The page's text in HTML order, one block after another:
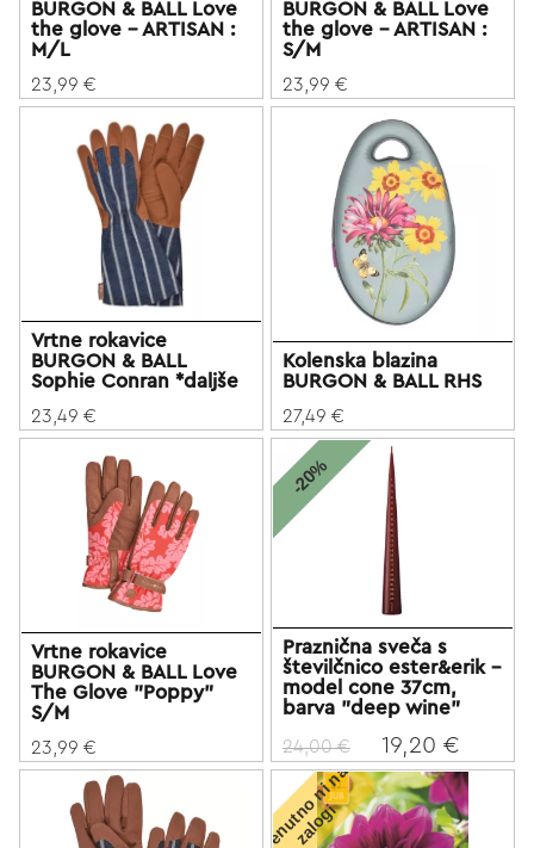
BURGON & BALL Love
the glove - ARTISAN :
M/L
23,99 €
BURGON & BALL Love
the glove - ARTISAN :
S/M
23,99 €
Vrtne rokavice
BURGON & BALL
Sophie Conran *daljše
23,49 €
Kolenska blazina
BURGON & BALL RHS
27,49 €
Vrtne rokavice
BURGON & BALL Love
The Glove "Poppy"
S/M
23,99 €
-20%
Praznična sveča s
številčnico ester&erik -
model cone 37cm,
barva "deep wine"
24,00 € 19,20 €
T
r
e
n
u
t
n
o
n
i
n
a
z
a
l
o
g
i